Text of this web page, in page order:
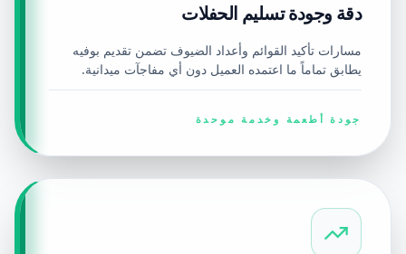
دقة وجودة تسليم الحفلات
مسارات تأكيد القوائم وأعداد الضيوف تضمن تقديم بوفيه
يطابق تماماً ما اعتمده العميل دون أي مفاجآت ميدانية.
جودة أطعمة وخدمة موحدة